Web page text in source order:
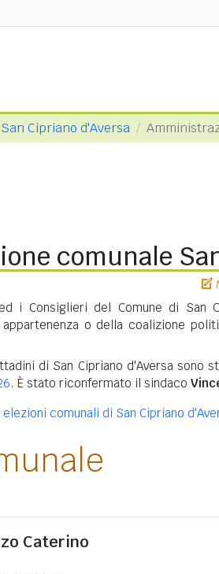
San Cipriano d'Aversa
comunale
i Consiglieri del Comune di San
o della coalizione
di San Cipriano d'Aversa sono
. È stato riconfermato il sindaco
comunali di San Cipriano
Caterino